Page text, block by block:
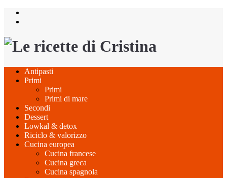
Salta
Antipasti
Primi
Primi
Primi di mare
Secondi
Dessert
Lowkal & detox
Riciclo & valorizzo
Cucina europea
Cucina francese
Cucina greca
Cucina spagnola